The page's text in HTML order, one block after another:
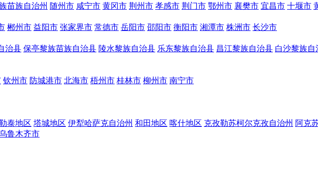
苗族自治州 随州市 咸宁市 黄冈市 荆州市 孝感市 荆门市 鄂州市 襄樊市 宜昌市 十堰市
郴州市 益阳市 张家界市 常德市 岳阳市 邵阳市 衡阳市 湘潭市 株洲市 长沙市
治县 保亭黎族苗族自治县 陵水黎族自治县 乐东黎族自治县 昌江黎族自治县 白沙黎族自
钦州市 防城港市 北海市 梧州市 桂林市 柳州市 南宁市
泰地区 塔城地区 伊犁哈萨克自治州 和田地区 喀什地区 克孜勒苏柯尔克孜自治州 阿克
鲁木齐市